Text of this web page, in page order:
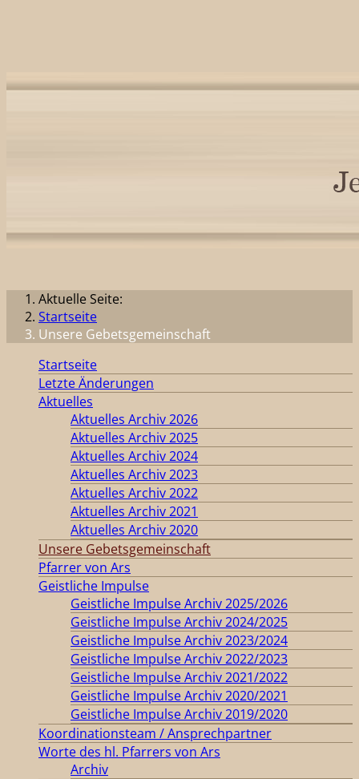
Aktuelle Seite:
Startseite
Unsere Gebetsgemeinschaft
Startseite
Letzte Änderungen
Aktuelles
Aktuelles Archiv 2026
Aktuelles Archiv 2025
Aktuelles Archiv 2024
Aktuelles Archiv 2023
Aktuelles Archiv 2022
Aktuelles Archiv 2021
Aktuelles Archiv 2020
Unsere Gebetsgemeinschaft
Pfarrer von Ars
Geistliche Impulse
Geistliche Impulse Archiv 2025/2026
Geistliche Impulse Archiv 2024/2025
Geistliche Impulse Archiv 2023/2024
Geistliche Impulse Archiv 2022/2023
Geistliche Impulse Archiv 2021/2022
Geistliche Impulse Archiv 2020/2021
Geistliche Impulse Archiv 2019/2020
Koordinationsteam / Ansprechpartner
Worte des hl. Pfarrers von Ars
Archiv